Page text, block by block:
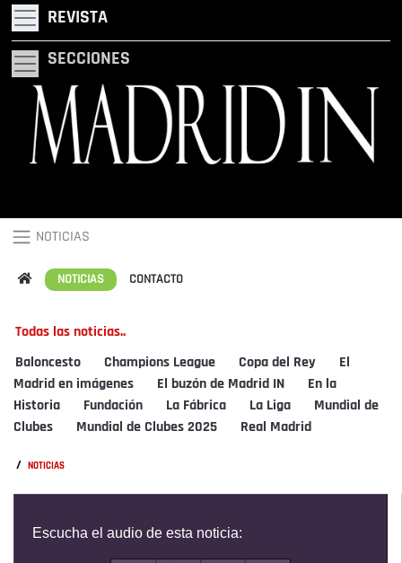
REVISTA
SECCIONES
NOTICIAS
NOTICIAS CONTACTO
Todas las noticias..
Baloncesto Champions League Copa del Rey
El
Madrid en imágenes
El buzón de Madrid IN
En la
Historia
Fundación La Fábrica La Liga
Mundial de
Clubes
Mundial de Clubes 2025 Real Madrid
/ NOTICIAS
Escucha el audio de esta noticia: